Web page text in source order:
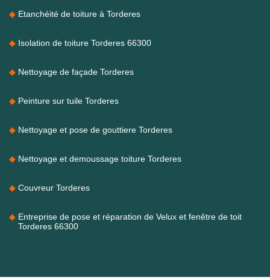
Etanchéité de toiture à Torderes
Isolation de toiture Torderes 66300
Nettoyage de façade Torderes
Peinture sur tuile Torderes
Nettoyage et pose de gouttiere Torderes
Nettoyage et demoussage toiture Torderes
Couvreur Torderes
Entreprise de pose et réparation de Velux et fenêtre de toit
Torderes 66300